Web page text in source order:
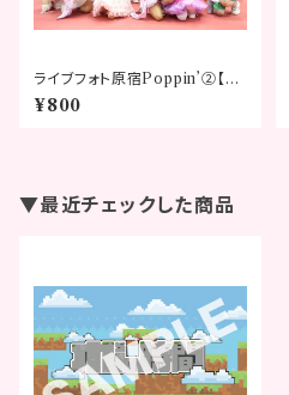
ライブフォト原宿Poppin’②【ベ
ビタピフェスティバル2026】
¥800
▼最近チェックした商品